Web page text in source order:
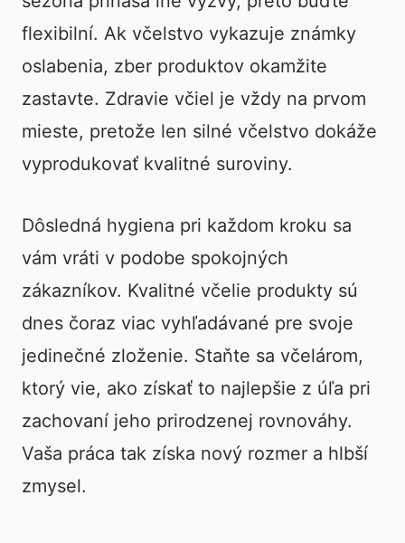
flexibilní. Ak včelstvo vykazuje známky
oslabenia, zber produktov okamžite
zastavte. Zdravie včiel je vždy na prvom
mieste, pretože len silné včelstvo dokáže
vyprodukovať kvalitné suroviny.
Dôsledná hygiena pri každom kroku sa
vám vráti v podobe spokojných
zákazníkov. Kvalitné včelie produkty sú
dnes čoraz viac vyhľadávané pre svoje
jedinečné zloženie. Staňte sa včelárom,
ktorý vie, ako získať to najlepšie z úľa pri
zachovaní jeho prirodzenej rovnováhy.
Vaša práca tak získa nový rozmer a hlbší
zmysel.